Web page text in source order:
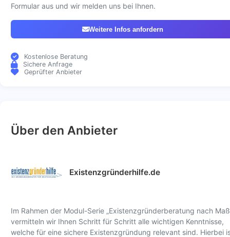
Formular aus und wir melden uns bei Ihnen.
Weitere Infos anfordern
Kostenlose Beratung
Sichere Anfrage
Geprüfter Anbieter
Über den Anbieter
Existenzgründerhilfe.de
Im Rahmen der Modul-Serie „Existenzgründerberatung nach
vermitteln wir Ihnen Schritt für Schritt alle wichtigen Kenntnisse,
welche für eine sichere Existenzgründung relevant sind. Hierbei